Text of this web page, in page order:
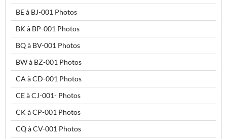
BE à BJ-001 Photos
BK à BP-001 Photos
BQ à BV-001 Photos
BW à BZ-001 Photos
CA à CD-001 Photos
CE à CJ-001- Photos
CK à CP-001 Photos
CQ à CV-001 Photos